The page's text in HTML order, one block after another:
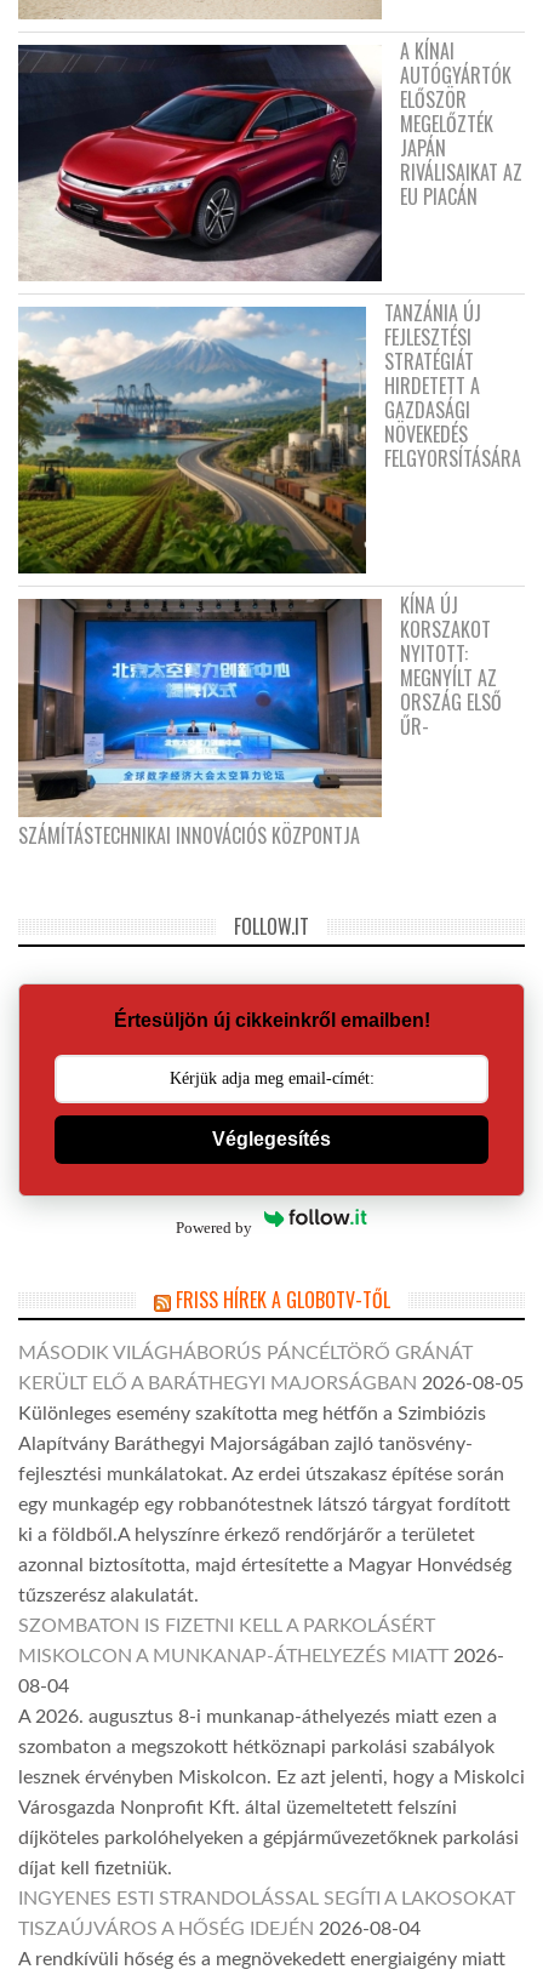
A KÍNAI
AUTÓGYÁRTÓK
ELŐSZÖR
MEGELŐZTÉK
JAPÁN
RIVÁLISAIKAT AZ
EU PIACÁN
TANZÁNIA ÚJ
FEJLESZTÉSI
STRATÉGIÁT
HIRDETETT A
GAZDASÁGI
NÖVEKEDÉS
FELGYORSÍTÁSÁRA
KÍNA ÚJ
KORSZAKOT
NYITOTT:
MEGNYÍLT AZ
ORSZÁG ELSŐ
ŰR-
SZÁMÍTÁSTECHNIKAI INNOVÁCIÓS KÖZPONTJA
FOLLOW.IT
Értesüljön új cikkeinkről emailben!
Véglegesítés
Powered by
FRISS HÍREK A GLOBOTV-TŐL
MÁSODIK VILÁGHÁBORÚS PÁNCÉLTÖRŐ GRÁNÁT
KERÜLT ELŐ A BARÁTHEGYI MAJORSÁGBAN 2026-08-05
Különleges esemény szakította meg hétfőn a Szimbiózis
Alapítvány Baráthegyi Majorságában zajló tanösvény-
fejlesztési munkálatokat. Az erdei útszakasz építése során
egy munkagép egy robbanótestnek látszó tárgyat fordított
ki a földből.A helyszínre érkező rendőrjárőr a területet
azonnal biztosította, majd értesítette a Magyar Honvédség
tűzszerész alakulatát.
SZOMBATON IS FIZETNI KELL A PARKOLÁSÉRT
MISKOLCON A MUNKANAP-ÁTHELYEZÉS MIATT 2026-
08-04
A 2026. augusztus 8-i munkanap-áthelyezés miatt ezen a
szombaton a megszokott hétköznapi parkolási szabályok
lesznek érvényben Miskolcon. Ez azt jelenti, hogy a Miskolci
Városgazda Nonprofit Kft. által üzemeltetett felszíni
díjköteles parkolóhelyeken a gépjárművezetőknek parkolási
díjat kell fizetniük.
INGYENES ESTI STRANDOLÁSSAL SEGÍTI A LAKOSOKAT
TISZAÚJVÁROS A HŐSÉG IDEJÉN 2026-08-04
A rendkívüli hőség és a megnövekedett energiaigény miatt